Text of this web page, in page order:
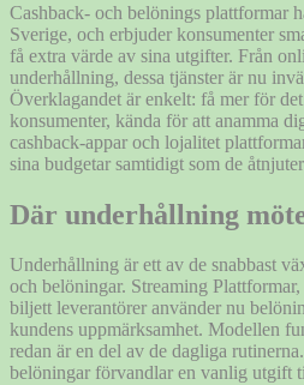
Cashback- och belönings plattformar
Sverige, och erbjuder konsumenter
få extra värde av sina utgifter. Från
underhållning, dessa tjänster är nu
Överklagandet är enkelt: få mer för
konsumenter, kända för att anamma
cashback-appar och lojalitet
sina budgetar samtidigt som de
Där underhållning
Underhållning är ett av de snabbast
och belöningar. Streaming
biljett leverantörer använder nu
kundens uppmärksamhet. Modellen
redan är en del av de dagliga
belöningar förvandlar en vanlig utgift